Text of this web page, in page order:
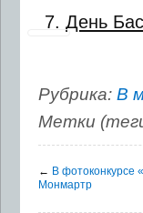
День
Рубрика: В
Метки
← В фотоконкурсе
Монмартр